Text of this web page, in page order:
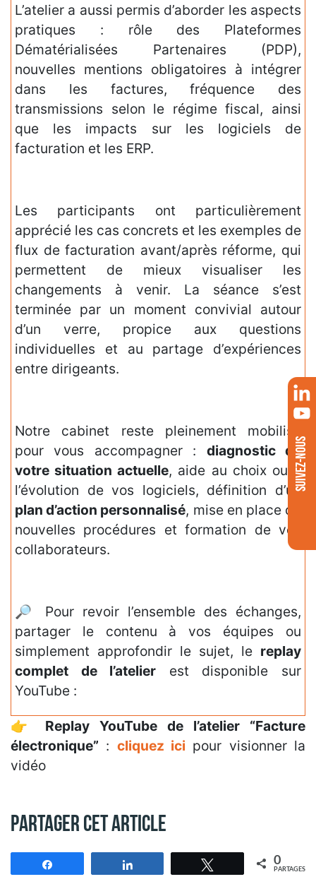
L’atelier a aussi permis d’aborder les aspects
pratiques : rôle des Plateformes
Dématérialisées Partenaires (PDP),
nouvelles mentions obligatoires à intégrer
dans les factures, fréquence des
transmissions selon le régime fiscal, ainsi
que les impacts sur les logiciels de
facturation et les ERP.
Les participants ont particulièrement
apprécié les cas concrets et les exemples de
flux de facturation avant/après réforme, qui
permettent de mieux visualiser les
changements à venir. La séance s’est
terminée par un moment convivial autour
d’un verre, propice aux questions
individuelles et au partage d’expériences
entre dirigeants.
Notre cabinet reste pleinement mobilisé
pour vous accompagner : diagnostic de
votre situation actuelle, aide au choix ou à
l’évolution de vos logiciels, définition d’un
plan d’action personnalisé, mise en place de
nouvelles procédures et formation de vos
collaborateurs.
🔎 Pour revoir l’ensemble des échanges,
partager le contenu à vos équipes ou
simplement approfondir le sujet, le replay
complet de l’atelier est disponible sur
YouTube :
👉 Replay YouTube de l’atelier “Facture
électronique” : cliquez ici pour visionner la
vidéo
Partager cet article
Tweetez 0
PARTAGES
SUIVEZ-NOUS